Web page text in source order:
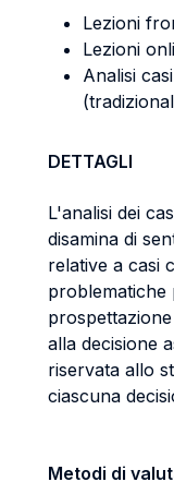
Lezioni
Lezioni
Analisi
DETTAGLI
L'analisi dei
disamina di
relative a casi
problematiche
alla decisione
riservata allo
ciascuna
Metodi di